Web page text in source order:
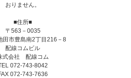
おりません。
■住所■
〒563－0035
田市豊島南2丁目216－8
配線コムビル
式会社 配線コム
072-743-8042
072-743-7636